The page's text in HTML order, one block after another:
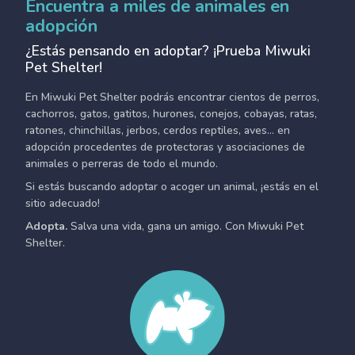
Encuentra a miles de animales en
adopción
¿Estás pensando en adoptar? ¡Prueba Miwuki
Pet Shelter!
En Miwuki Pet Shelter podrás encontrar cientos de perros,
cachorros, gatos, gatitos, hurones, conejos, cobayas, ratas,
ratones, chinchillas, jerbos, cerdos reptiles, aves... en
adopción procedentes de protectoras y asociaciones de
animales o perreras de todo el mundo.
Si estás buscando adoptar o acoger un animal, ¡estás en el
sitio adecuado!
Adopta. Salva una vida, gana un amigo. Con Miwuki Pet
Shelter.